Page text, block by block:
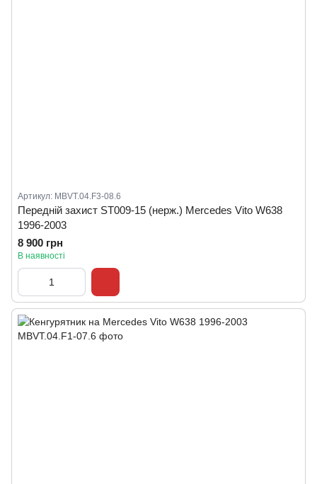
Артикул: MBVT.04.F3-08.6
Передній захист ST009-15 (нерж.) Mercedes Vito W638
1996-2003
8 900 грн
В наявності